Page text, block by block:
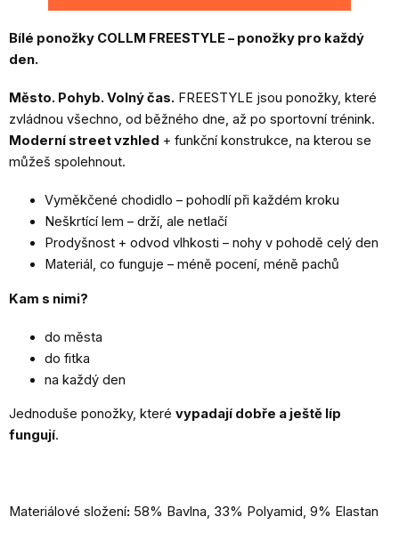
Bílé ponožky COLLM FREESTYLE – ponožky pro každý
den.
Město. Pohyb. Volný čas. FREESTYLE jsou ponožky, které
zvládnou všechno, od běžného dne, až po sportovní trénink.
Moderní street vzhled + funkční konstrukce, na kterou se
můžeš spolehnout.
Vyměkčené chodidlo – pohodlí při každém kroku
Neškrtící lem – drží, ale netlačí
Prodyšnost + odvod vlhkosti – nohy v pohodě celý den
Materiál, co funguje – méně pocení, méně pachů
Kam s nimi?
do města
do fitka
na každý den
Jednoduše ponožky, které vypadají dobře a ještě líp
fungují.
Materiálové složení: 58% Bavlna, 33% Polyamid, 9% Elastan